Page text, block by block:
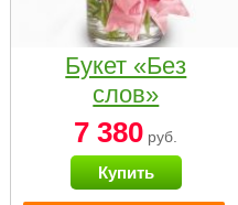
Букет «Без
слов»
7 380 руб.
Купить